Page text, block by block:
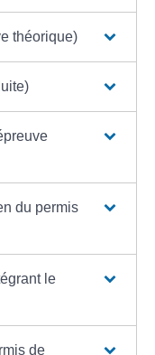
théorique)
du permis
le
de